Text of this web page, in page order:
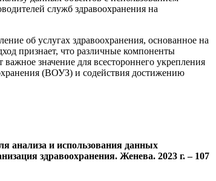
служб здравоохранения на
об услугах здравоохранения, основанное на
признает, что различные компоненты
значение для всестороннего укрепления
(ВОУЗ) и содействия достижению
анализа и использования данных
здравоохранения. Женева. 2023 г. – 107